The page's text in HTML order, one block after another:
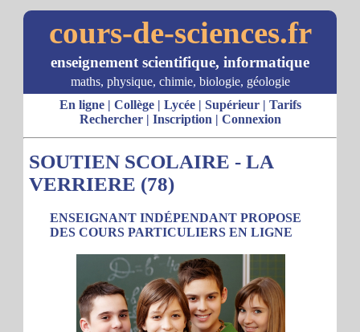
cours-de-sciences.fr
enseignement scientifique, informatique
maths, physique, chimie, biologie, géologie
En ligne| Collège| Lycée| Supérieur| Tarifs
Rechercher| Inscription | Connexion
SOUTIEN SCOLAIRE - LA
VERRIERE (78)
ENSEIGNANT INDÉPENDANT PROPOSE
DES COURS PARTICULIERS EN LIGNE